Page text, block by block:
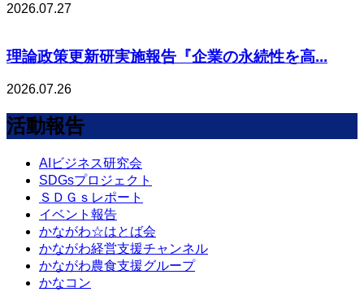
2026.07.27
理論政策更新研実施報告『企業の永続性を高...
2026.07.26
活動報告
AIビジネス研究会
SDGsプロジェクト
ＳＤＧｓレポート
イベント報告
かながわ☆はとば会
かながわ経営支援チャンネル
かながわ農食支援グループ
かなコン